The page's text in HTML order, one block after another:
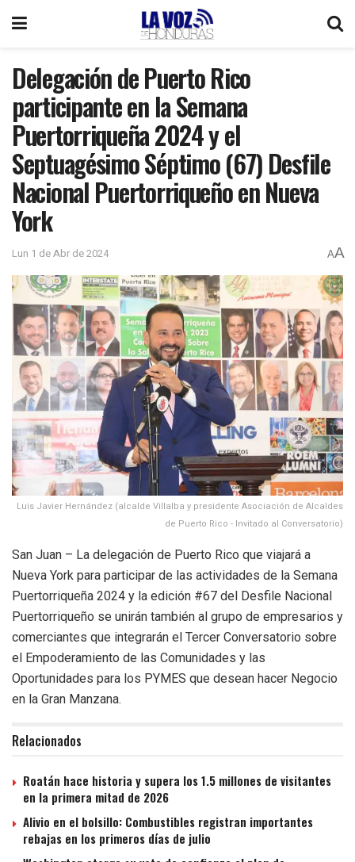
Delegación de Puerto Rico
participante en la Semana
Puertorriqueña 2024 y el
Septuagésimo Séptimo (67) Desfile
Nacional Puertorriqueño en Nueva
York
Lun 1 de Abr de 2024 AA
Luis Javier Hernández (alcalde Villalba y presidente Asociación de Alcaldes
de Puerto Rico - Invitado al Conversatorio)
San Juan – La delegación de Puerto Rico que viajará a
Nueva York para participar de las actividades de la Semana
Puertorriqueña 2024 y la edición #67 del Desfile Nacional
Puertorriqueño se unirán también al grupo de empresarios y
comerciantes que integrarán el Tercer Conversatorio sobre
el Empoderamiento de las Comunidades y las
Oportunidades para los PYMES que desean hacer Negocio
en la Gran Manzana.
Relacionados
Roatán hace historia y supera los 1.5 millones de visitantes
en la primera mitad de 2026
Alivio en el bolsillo: Combustibles registran importantes
rebajas en los primeros días de julio